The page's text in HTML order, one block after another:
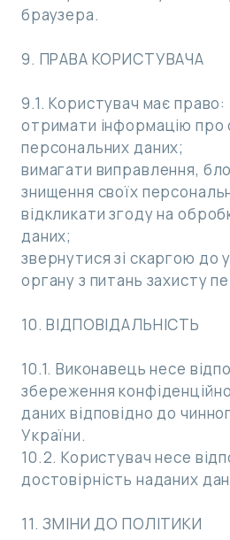
браузера.
9. ПРАВА КОРИСТУВАЧА
9.1. Користувач має право:
отримати інформацію про
персональних даних;
вимагати виправлення,
знищення своїх
відкликати згоду на
даних;
звернутися зі скаргою до
органу з питань захисту
10. ВІДПОВІДАЛЬНІСТЬ
10.1. Виконавець несе
збереження
даних відповідно до
України.
10.2. Користувач несе
достовірність наданих
11. ЗМІНИ ДО ПОЛІТИКИ